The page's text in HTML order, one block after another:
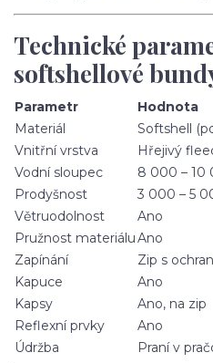
Technické
softshellové
Parametr
Hodnota
Materiál
Softshell
Vnitřní vrstva
Hřejivý
Vodní sloupec
8 000 – 10
Prodyšnost
3 000 – 5
Větruodolnost
Ano
Pružnost materiáluAno
Zapínání
Zip s
Kapuce
Ano
Kapsy
Ano, na zip
Reflexní prvky
Ano
Údržba
Praní v